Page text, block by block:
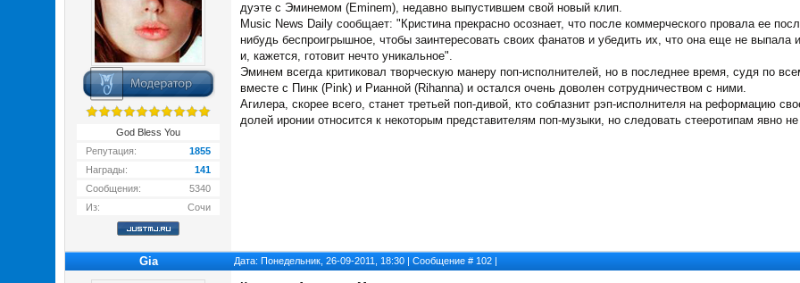
God Bless You
Репутация:
1855
Награды:
141
Сообщения:
5340
Из:
Сочи
дуэте с Эминемом (Eminem), недавно выпустившем свой новый клип.
Music News Daily сообщает: "Кристина прекрасно осознает, что после коммерческого провала ее
нибудь беспроигрышное, чтобы заинтересовать своих фанатов и убедить их, что она еще не
и, кажется, готовит нечто уникальное".
Эминем всегда критиковал творческую манеру поп-исполнителей, но в последнее время, судя по
вместе с Пинк (Pink) и Рианной (Rihanna) и остался очень доволен сотрудничеством с ними.
Агилера, скорее всего, станет третьей поп-дивой, кто соблазнит рэп-исполнителя на реформацию
долей иронии относится к некоторым представителям поп-музыки, но следовать стееротипам явно
Gia Дата: Понедельник, 26-09-2011, 18:30 | Сообщение # 102 |